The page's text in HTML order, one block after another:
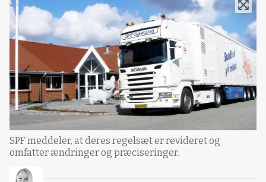
SPF meddeler, at deres regelsæt er revideret og
omfatter ændringer og præciseringer.